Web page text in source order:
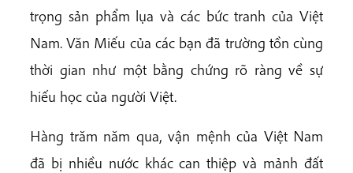
trọng sản phẩm lụa và các bức tranh của Việt
Nam. Văn Miếu của các bạn đã trường tồn cùng
thời gian như một bằng chứng rõ ràng về sự
hiếu học của người Việt.
Hàng trăm năm qua, vận mệnh của Việt Nam
đã bị nhiều nước khác can thiệp và mảnh đất